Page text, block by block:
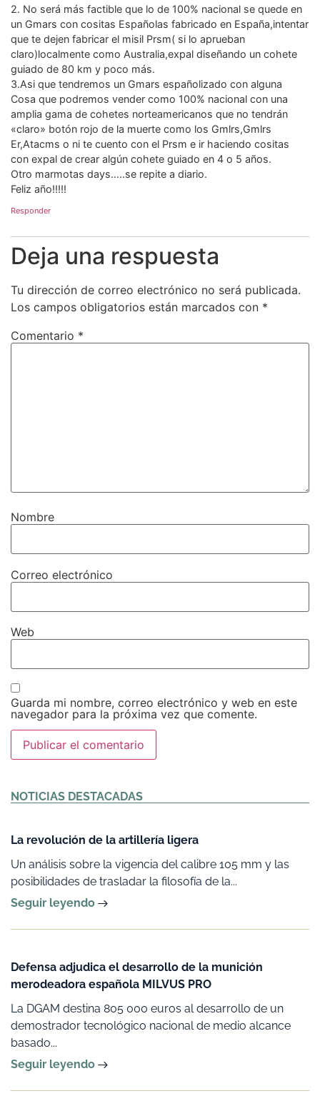
2. No será más factible que lo de 100% nacional se quede en
un Gmars con cositas Españolas fabricado en España,intentar
que te dejen fabricar el misil Prsm( si lo aprueban
claro)localmente como Australia,expal diseñando un cohete
guiado de 80 km y poco más.
3.Asi que tendremos un Gmars españolizado con alguna
Cosa que podremos vender como 100% nacional con una
amplia gama de cohetes norteamericanos que no tendrán
«claro» botón rojo de la muerte como los Gmlrs,Gmlrs
Er,Atacms o ni te cuento con el Prsm e ir haciendo cositas
con expal de crear algún cohete guiado en 4 o 5 años.
Otro marmotas days…..se repite a diario.
Feliz año!!!!!
Responder
Deja una respuesta
Tu dirección de correo electrónico no será publicada.
Los campos obligatorios están marcados con *
Comentario *
Nombre
Correo electrónico
Web
Guarda mi nombre, correo electrónico y web en este
navegador para la próxima vez que comente.
NOTICIAS DESTACADAS
La revolución de la artillería ligera
Un análisis sobre la vigencia del calibre 105 mm y las
posibilidades de trasladar la filosofía de la...
Seguir leyendo
Defensa adjudica el desarrollo de la munición
merodeadora española MILVUS PRO
La DGAM destina 805 000 euros al desarrollo de un
demostrador tecnológico nacional de medio alcance
basado...
Seguir leyendo